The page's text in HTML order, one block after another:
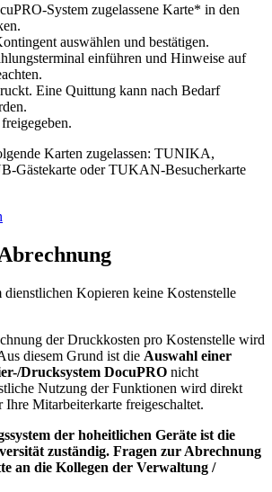
System zugelassene Karte* in den
auswählen und bestätigen.
einführen und Hinweise auf
Eine Quittung kann nach Bedarf
Karten zugelassen: TUNIKA,
Gästekarte oder TUKAN-Besucherkarte
Kopieren keine Kostenstelle
der Druckkosten pro Kostenstelle wird
diesem Grund ist die Auswahl einer
Drucksystem DocuPRO nicht
Nutzung der Funktionen wird direkt
Ihre Mitarbeiterkarte freigeschaltet.
der hoheitlichen Geräte ist die
zuständig. Fragen zur Abrechnung
an die Kollegen der Verwaltung /